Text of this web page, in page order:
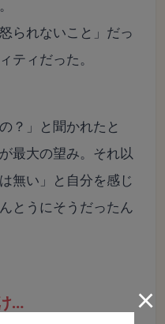
られないこと」だっ
ティだった。
？」と聞かれたと
最大の望み。それ以
無い」と自分を感じ
とうにそうだったん
… ×